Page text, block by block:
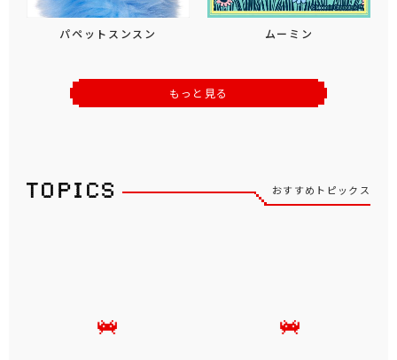
パペットスンスン ムーミン
もっと見る
おすすめトピックス